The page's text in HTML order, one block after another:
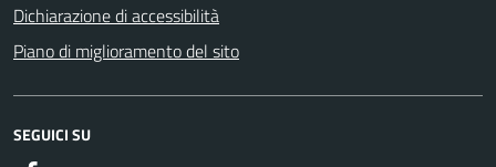
Dichiarazione di accessibilità
Piano di miglioramento del sito
SEGUICI SU